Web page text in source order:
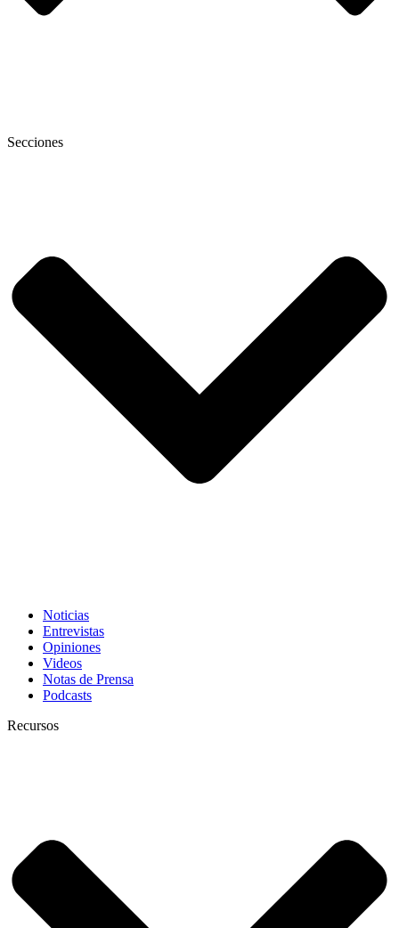
Secciones
Noticias
Entrevistas
Opiniones
Videos
Notas de Prensa
Podcasts
Recursos